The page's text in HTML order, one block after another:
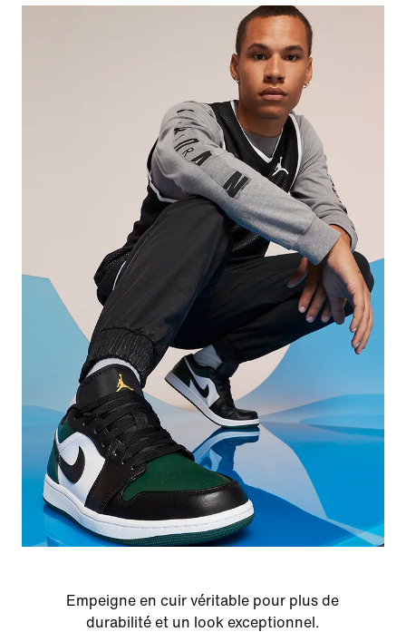
Empeigne en cuir véritable pour plus de
durabilité et un look exceptionnel.